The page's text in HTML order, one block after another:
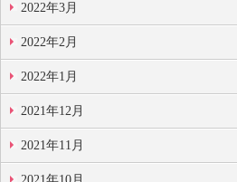
2022年3月
2022年2月
2022年1月
2021年12月
2021年11月